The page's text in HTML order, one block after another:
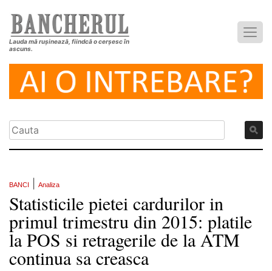
Lauda mă rușinează, fiindcă o cerșesc în
ascuns.
BANCI Analiza
Statisticile pietei cardurilor in
primul trimestru din 2015: platile
la POS si retragerile de la ATM
continua sa creasca